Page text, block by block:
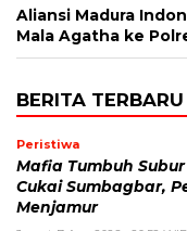
Aliansi Madura
Mala Agatha ke
BERITA TERBARU
Peristiwa
Mafia Tumbuh
Cukai Sumbagbar,
Menjamur